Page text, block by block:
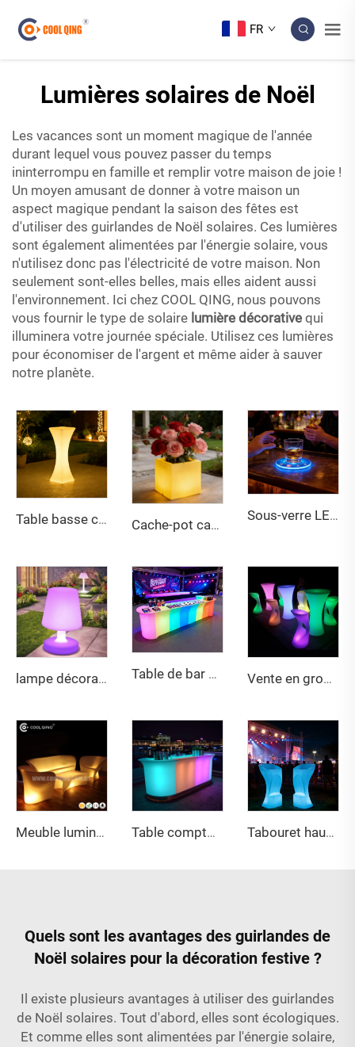
FR
Lumières solaires de Noël
Les vacances sont un moment magique de l'année
durant lequel vous pouvez passer du temps
ininterrompu en famille et remplir votre maison de joie !
Un moyen amusant de donner à votre maison un
aspect magique pendant la saison des fêtes est
d'utiliser des guirlandes de Noël solaires. Ces lumières
sont également alimentées par l'énergie solaire, vous
n'utilisez donc pas l'électricité de votre maison. Non
seulement sont-elles belles, mais elles aident aussi
l'environnement. Ici chez COOL QING, nous pouvons
vous fournir le type de solaire lumière décorative qui
illuminera votre journée spéciale. Utilisez ces lumières
pour économiser de l'argent et même aider à sauver
notre planète.
Table basse carrée à coins arrondis LED Cache-pot carré étanche à LED avec rainures et télécommande
Sous-verre LED RGB Pierre Feuille Ciseaux - Tapis de Jeu Interactif pour Boire au Bar, Fête et à la Maison
lampe décorative de table LED avec 16 couleurs RGB et télécommande sans fil - Lumière d'ambiance réglable pour chambre, salon, décoration intérieure Table de bar moderne illuminée par LED RGB avec télécommande sans fil, mobilier de location événementielle pour boîte de nuit et bar à domicile, tables changeant de couleur Vente en gros de lot de tables de bar extérieures LED changeant de couleur (16 couleurs), sièges en plastique lumineux étanches, mobilier chinois moderne pour événements
Meuble lumineux LED, canapé créatif au style européen avec motif coquillage multicolore, fabricant de tables basses pour KTV et bars Table comptoir lumineuse LED portable moderne pour domicile, bar, salle de sport, café, restaurant, boîte de nuit, événement, location de mobilier Tabouret haut illuminé LED, exclusivement conçu pour les bars de fête
Quels sont les avantages des guirlandes de
Noël solaires pour la décoration festive ?
Il existe plusieurs avantages à utiliser des guirlandes
de Noël solaires. Tout d'abord, elles sont écologiques.
Et comme elles sont alimentées par l'énergie solaire,